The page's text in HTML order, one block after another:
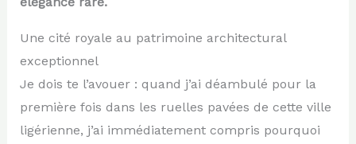
Une cité royale au patrimoine architectural
exceptionnel
Je dois te l’avouer : quand j’ai déambulé pour la
première fois dans les ruelles pavées de cette ville
ligérienne, j’ai immédiatement compris pourquoi